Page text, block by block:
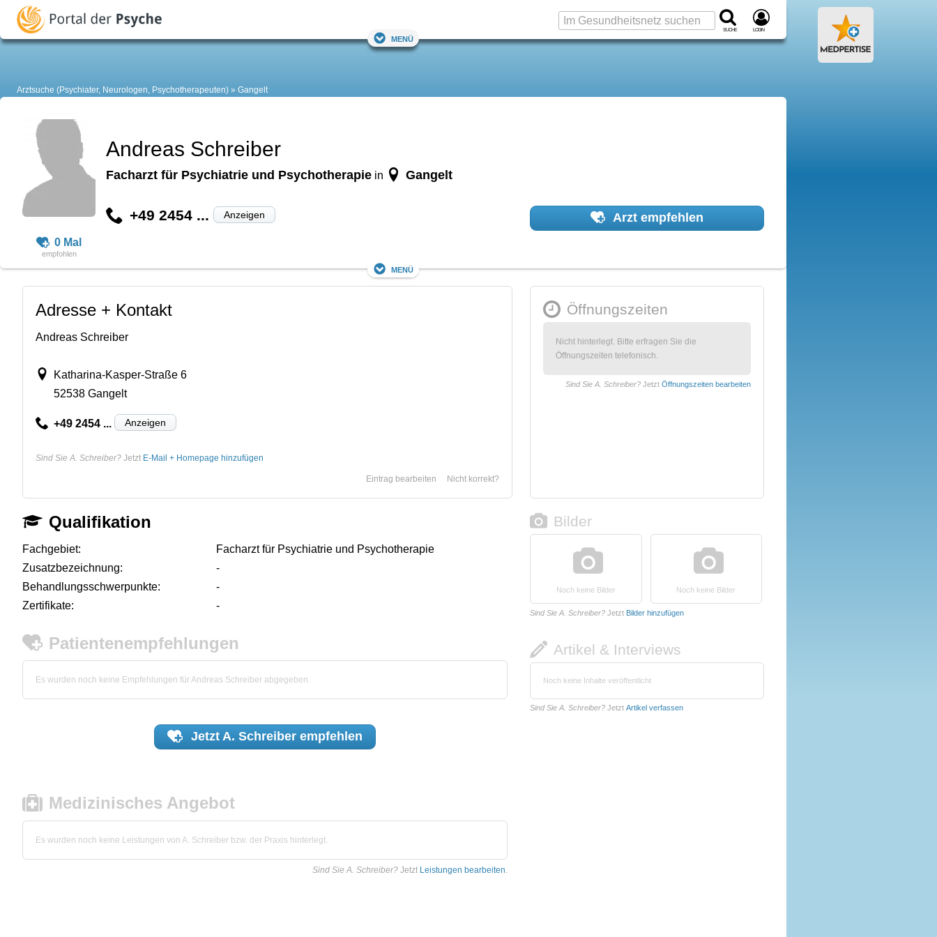
Suche Login
Menü
Arztsuche (Psychiater, Neurologen, Psychotherapeuten) Gangelt
0 Mal
Andreas Schreiber
Facharzt für Psychiatrie und Psychotherapie in Gangelt
+49 2454 ... Anzeigen Arzt empfehlen
Menü
Adresse + Kontakt
Andreas Schreiber
Katharina-Kasper-Straße 6
52538 Gangelt
+49 2454 ... Anzeigen
Sind Sie A. Schreiber? Jetzt E-Mail + Homepage hinzufügen
Nicht korrekt?
Eintrag bearbeiten
Öffnungszeiten
Nicht hinterlegt. Bitte erfragen Sie die
Öffnungszeiten telefonisch.
Sind Sie A. Schreiber? Jetzt Öffnungszeiten bearbeiten
Qualifikation
Fachgebiet:
Facharzt für Psychiatrie und Psychotherapie
Zusatzbezeichnung:
-
Behandlungsschwerpunkte:
-
Zertifikate:
-
Patientenempfehlungen
Es wurden noch keine Empfehlungen für Andreas Schreiber abgegeben.
Jetzt A. Schreiberempfehlen
Medizinisches Angebot
Es wurden noch keine Leistungen von A. Schreiber bzw. der Praxis hinterlegt.
Sind Sie A. Schreiber? Jetzt Leistungen bearbeiten.
Bilder
Noch keine Bilder Noch keine Bilder
Sind Sie A. Schreiber? Jetzt Bilder hinzufügen
Artikel & Interviews
Noch keine Inhalte veröffentlicht
Sind Sie A. Schreiber? Jetzt Artikel verfassen